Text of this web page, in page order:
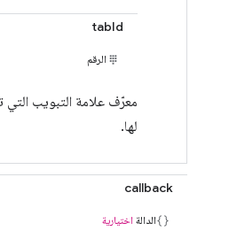
tabId
الرقم
معرّف علامة التبويب التي
لها.
callback
الدالة اختيارية